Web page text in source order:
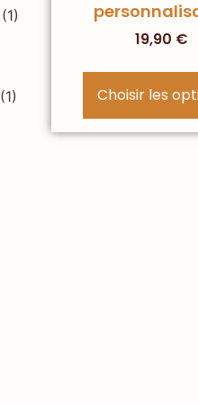
(1)
(1)
19,90 €
Choisir les